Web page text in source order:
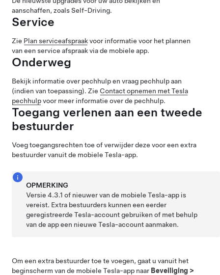
aanschaffen, zoalsSelf-Driving.
Service
Zie Plan serviceafspraakvoor informatie voor het plannen
van een service afspraak via de mobiele app.
Onderweg
Bekijk informatie over pechhulp en vraag pechhulp aan
(indien van toepassing). Zie Contact opnemen met Tesla
pechhulpvoor meer informatie over de pechhulp.
Toegang verlenen aan een tweede
bestuurder
Voeg toegangsrechten toe of verwijder deze voor een extra
bestuurder vanuit de mobiele Tesla-app.
OPMERKING
Versie 4.3.1 of nieuwer van de mobiele Tesla-app is
vereist. Extra bestuurders kunnen een eerder
geregistreerde Tesla-account gebruiken of met behulp
van de app een nieuwe Tesla-account aanmaken.
Om een extra bestuurder toe te voegen, gaat u vanuit het
beginscherm van de mobiele Tesla-app naar Beveiliging >